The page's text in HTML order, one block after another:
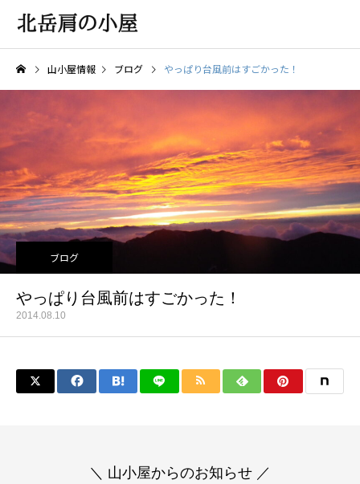
山小屋情報 ブログ やっぱり台風前はすごかった！
ブログ
やっぱり台風前はすごかった！
2014.08.10
＼ 山小屋からのお知らせ ／